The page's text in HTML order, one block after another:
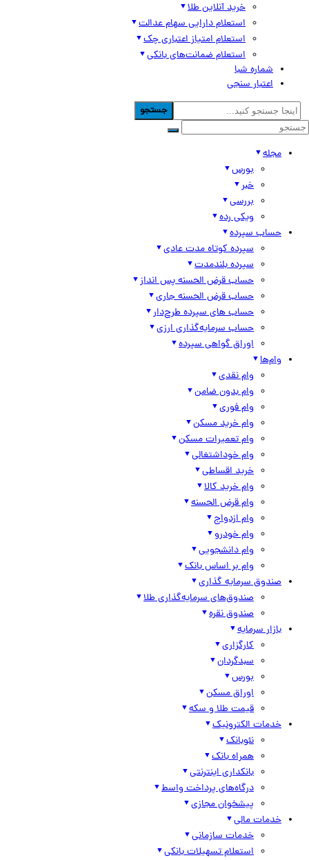
خرید آنلاین طلا
استعلام دارایی سهام عدالت
استعلام امتیاز اعتباری چک
استعلام ضمانت‌های بانکی
شماره شبا
اعتبار سنجی
جستجو
مجله
بورس
خبر
بررسی
ویکی رده
حساب سپرده
سپرده کوتاه مدت عادی
سپرده بلندمدت
حساب قرض الحسنه پس انداز
حساب قرض الحسنه جاری
حساب های سپرده طرح‌دار
حساب سرمایه‌گذاری ارزی
اوراق گواهی سپرده
وام‌ها
وام نقدی
وام بدون ضامن
وام فوری
وام خرید مسکن
وام تعمیرات مسکن
وام خوداشتغالی
خرید اقساطی
وام خرید کالا
وام قرض الحسنه
وام ازدواج
وام خودرو
وام دانشجویی
وام بر اساس بانک
صندوق سرمایه گذاری
صندوق‌های سرمایه‌گذاری طلا
صندوق نقره
بازار سرمایه
کارگزاری
سبدگردان
بورس
اوراق مسکن
قیمت طلا و سکه
خدمات الکترونیک
نئوبانک
همراه بانک
بانکداری اینترنتی
درگاه‌های پرداخت واسط
پیشخوان مجازی
خدمات مالی
خدمات سازمانی
استعلام تسهیلات بانکی